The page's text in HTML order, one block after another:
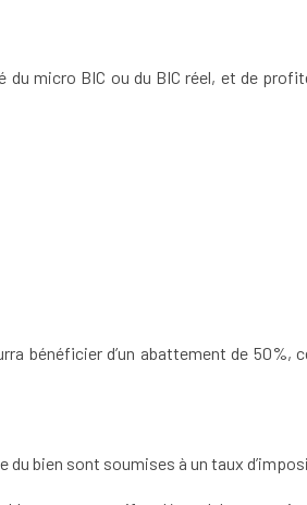
micro BIC ou du BIC réel, et de
bénéficier d’un abattement de 50%,
bien sont soumises à un taux